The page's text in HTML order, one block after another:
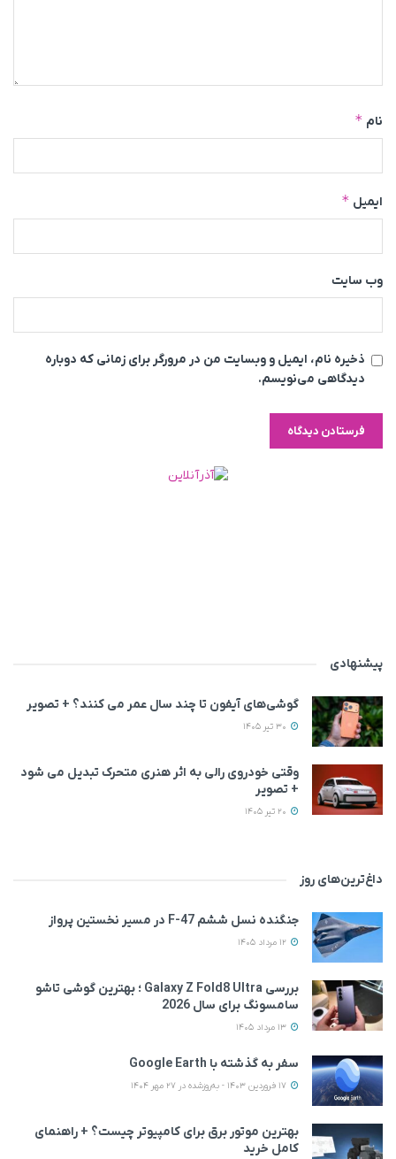
نام *
ایمیل *
وب‌ سایت
ذخیره نام، ایمیل و وبسایت من در مرورگر برای زمانی که دوباره
دیدگاهی می‌نویسم.
پیشنهادی
گوشی‌های آیفون تا چند سال عمر می‌ کنند؟ + تصویر
وقتی خودروی رالی به اثر هنری متحرک تبدیل می‌ شود
+ تصویر
داغ‌ترین‌های روز
جنگنده نسل ششم F-47 در مسیر نخستین پرواز
بررسی Galaxy Z Fold8 Ultra ؛ بهترین گوشی تاشو
سامسونگ برای سال 2026
سفر به گذشته با Google Earth
بهترین موتور برق برای کامپیوتر چیست؟ + راهنمای
کامل خرید